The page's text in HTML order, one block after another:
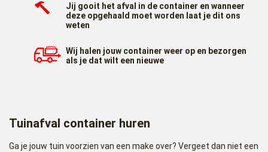
Jij gooit het afval in de container en wanneer
deze opgehaald moet worden laat je dit ons
weten
Wij halen jouw container weer op en bezorgen
als je dat wilt een nieuwe
Tuinafval container huren
Ga je jouw tuin voorzien van een make over? Vergeet dan niet een